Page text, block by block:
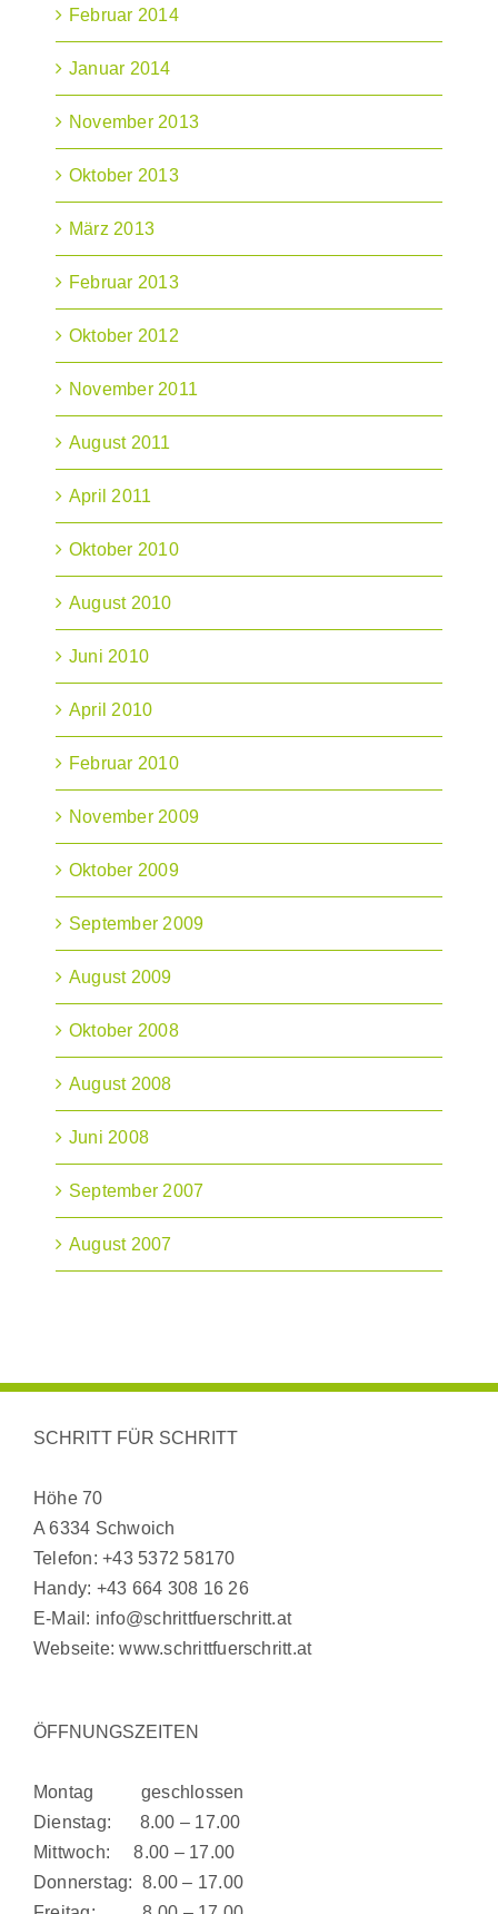
Februar 2014
Januar 2014
November 2013
Oktober 2013
März 2013
Februar 2013
Oktober 2012
November 2011
August 2011
April 2011
Oktober 2010
August 2010
Juni 2010
April 2010
Februar 2010
November 2009
Oktober 2009
September 2009
August 2009
Oktober 2008
August 2008
Juni 2008
September 2007
August 2007
SCHRITT FÜR SCHRITT
Höhe 70
A 6334 Schwoich
Telefon:+43 5372 58170
Handy: +43 664 308 16 26
E-Mail: info@schrittfuerschritt.at
Webseite:www.schrittfuerschritt.at
ÖFFNUNGSZEITEN
Montag geschlossen
Dienstag: 8.00 – 17.00
Mittwoch: 8.00 – 17.00
Donnerstag: 8.00 – 17.00